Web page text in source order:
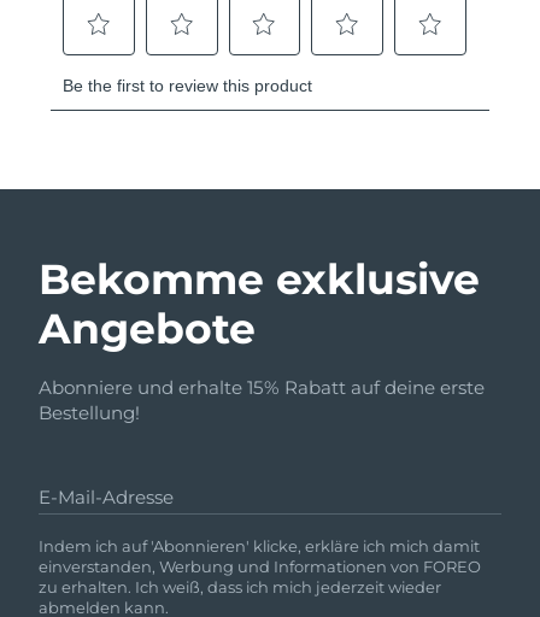
Bekomme exklusive
Angebote
Abonniere und erhalte 15% Rabatt auf deine erste
Bestellung!
E-Mail-Adresse
Indem ich auf 'Abonnieren' klicke, erkläre ich mich damit
einverstanden, Werbung und Informationen von FOREO
zu erhalten. Ich weiß, dass ich mich jederzeit wieder
abmelden kann.